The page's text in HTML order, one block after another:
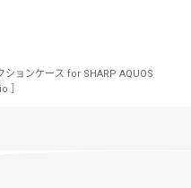
ションケース for SHARP AQUOS
］